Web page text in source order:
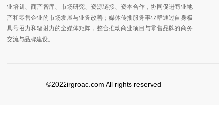
业培训、商产智库、市场研究、资源链接、资本合作，协同促进商业地
产和零售企业的市场发展与业务改善；媒体传播服务事业群通过自身极
具号召力和辐射力的全媒体矩阵，整合推动商业项目与零售品牌的商务
交流与品牌建设。
©2022irgroad.com All rights reserved